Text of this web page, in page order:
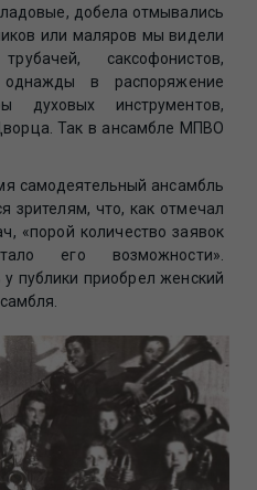
добела отмывались
или маляров мы видели
саксофонистов,
в распоряжение
духовых инструментов,
Так в ансамбле МПВО
самодеятельный ансамбль
зрителям, что, как отмечал
«порой количество заявок
его возможности».
публики приобрел женский